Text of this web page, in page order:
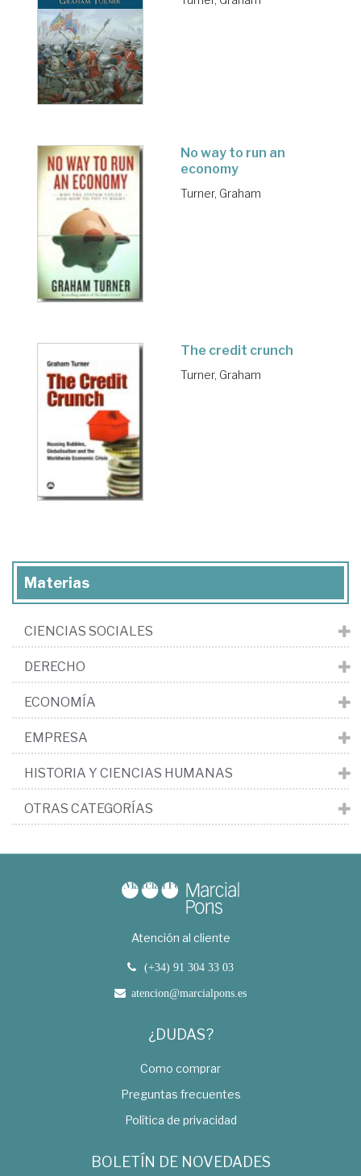
No way to run an
economy
Turner, Graham
The credit crunch
Turner, Graham
Materias
CIENCIAS SOCIALES
DERECHO
ECONOMÍA
EMPRESA
HISTORIA Y CIENCIAS HUMANAS
OTRAS CATEGORÍAS
Atención al cliente
(+34) 91 304 33 03
atencion@marcialpons.es
¿DUDAS?
Como comprar
Preguntas frecuentes
Política de privacidad
BOLETÍN DE NOVEDADES